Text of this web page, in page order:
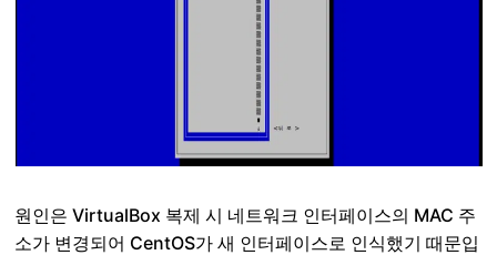
원인은 VirtualBox 복제 시 네트워크 인터페이스의 MAC 주
소가 변경되어 CentOS가 새 인터페이스로 인식했기 때문입